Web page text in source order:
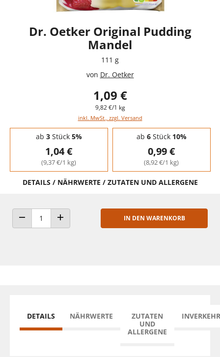
Dr. Oetker Original Pudding
Mandel
111 g
von Dr. Oetker
1,09 €
9,82 €/1 kg
inkl. MwSt., zzgl. Versand
Staffelpreise - Mengenrabatt
ab 3Stück 5%
1,04 €
(9,37 €/1 kg)
ab 6Stück 10%
0,99 €
(8,92 €/1 kg)
DETAILS / NÄHRWERTE / ZUTATEN UND ALLERGENE
ANZAHL VERRINGERNANZAHL ERHÖHEN
IN DEN WARENKORB
DETAILS NÄHRWERTE
ZUTATEN
UND
ALLERGENE